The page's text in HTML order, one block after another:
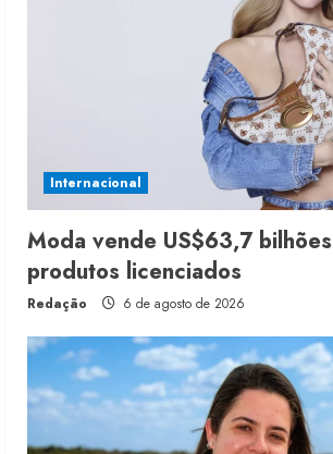
Internacional
Moda vende US$63,7
produtos licenciados
Redação 6 de agosto de 2026